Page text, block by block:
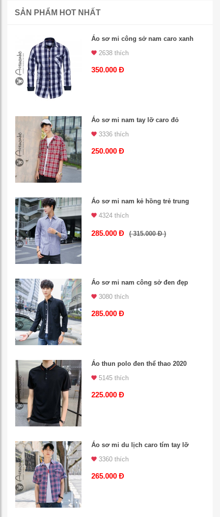
SẢN PHẨM HOT NHẤT
Áo sơ mi công sở nam caro xanh
2638 thích
350.000 Đ
Áo sơ mi nam tay lỡ caro đỏ
3336 thích
250.000 Đ
Áo sơ mi nam kẻ hồng trẻ trung
4324 thích
285.000 Đ ( 315.000 Đ )
Áo sơ mi nam công sở đen đẹp
3080 thích
285.000 Đ
Áo thun polo đen thể thao 2020
5145 thích
225.000 Đ
Áo sơ mi du lịch caro tím tay lỡ
3360 thích
265.000 Đ